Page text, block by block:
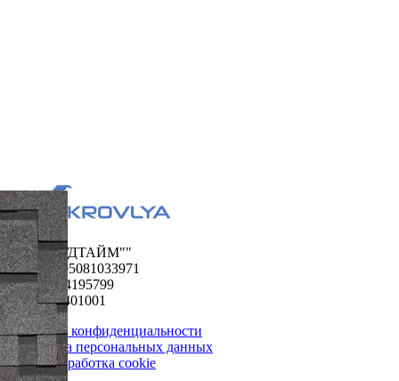
ООО "ФУДТАЙМ""
ОГРН 1195081033971
ИНН 5024195799
КПП 502401001
Политика конфиденциальности
Обработка персональных данных
Сбор и обработка cookie